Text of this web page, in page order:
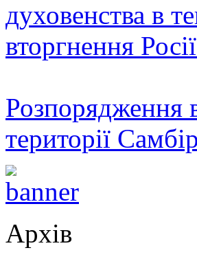
духовенства в
вторгнення
Розпорядження
території
Архів